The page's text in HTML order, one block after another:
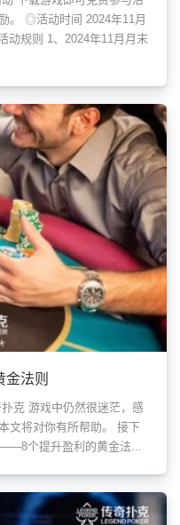
。 ◎活动时间 2024年11月
动规则 1、2024年11月月末
金法则
克 游戏中仍然很迷茫，感
文将对你有所帮助。 接下
个提升盈利的黄金法...